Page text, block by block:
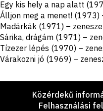
Egy kis hely a nap alatt
Álljon meg a menet! (1973)
Madárkák (1971) –
Sárika, drágám (1971) –
Tízezer lépés (1970) –
Várakozni jó (1969) –
LáblécKözérdekű
Felhasználási